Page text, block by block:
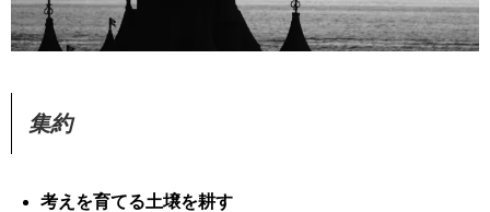
集約
考えを育てる土壌を耕す